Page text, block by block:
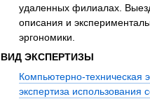
удаленных филиалах.
описания и
эргономики.
ВИД ЭКСПЕРТИЗЫ
Компьютерно-техническая
экспертиза использования